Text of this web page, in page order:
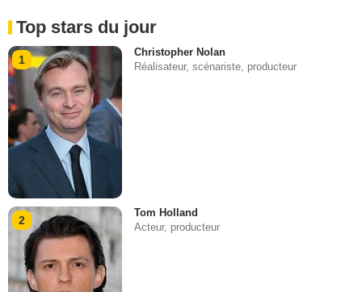
Top stars du jour
1
Christopher Nolan
Réalisateur, scénariste, producteur
2
Tom Holland
Acteur, producteur